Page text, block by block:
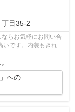
丁目35-2
らお気軽にお問い合
いです。内装もきれい
への